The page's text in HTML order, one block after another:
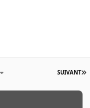
SUIVANT